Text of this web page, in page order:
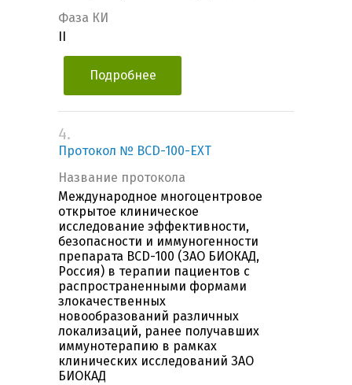
Фаза КИ
Подробнее
4.
Протокол № BCD-100-EXT
Название протокола
Международное многоцентровое
открытое клиническое
исследование эффективности,
безопасности и иммуногенности
препарата BCD-100 (ЗАО БИОКАД,
Россия) в терапии пациентов с
распространенными формами
злокачественных
новообразований различных
локализаций, ранее получавших
иммунотерапию в рамках
клинических исследований ЗАО
БИОКАД